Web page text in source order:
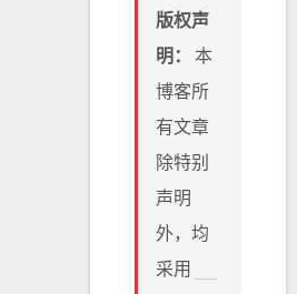
版权声
明： 本
博客所
有文章
除特别
声明
外，均
采用